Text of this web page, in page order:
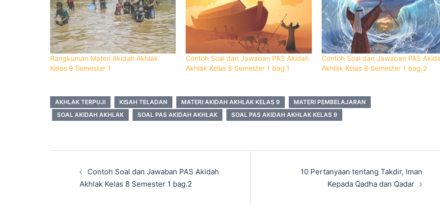
Rangkuman Materi Akidah Akhlak
Kelas 9 Semester 1
Contoh Soal dan Jawaban PAS Akidah
Akhlak Kelas 8 Semester 1 bag.1
Contoh Soal dan Jawaban PAS
Akhlak Kelas 8 Semester 1 bag.2
AKHLAK TERPUJI KISAH TELADAN MATERI AKIDAH AKHLAK KELAS 9
MATERI PEMBELAJARAN
SOAL AKIDAH AKHLAK
SOAL PAS AKIDAH AKHLAK SOAL PAS AKIDAH AKHLAK KELAS 9
Tulisan
Contoh Soal dan Jawaban PAS Akidah
Akhlak Kelas 8 Semester 1 bag.2
10 Pertanyaan tentang Takdir, Iman
Kepada Qadha dan Qadar